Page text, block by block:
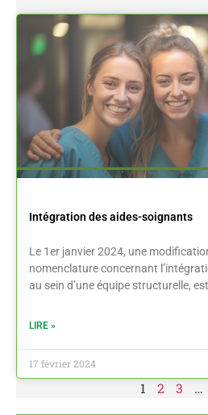
Intégration des aides-soignants
Le 1er janvier 2024, une
nomenclature concernant
au sein d’une équipe structurelle,
LIRE »
17 février 2024
1 2 3 …